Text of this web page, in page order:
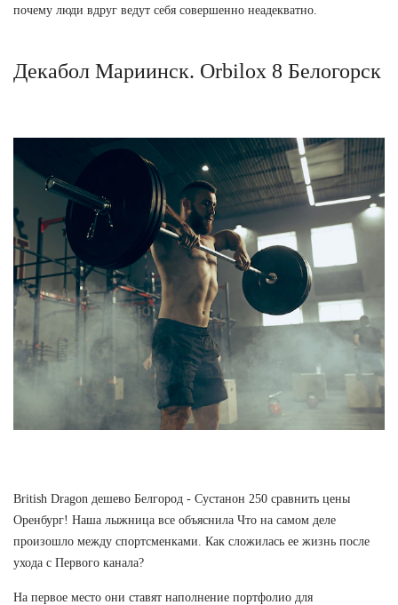
почему люди вдруг ведут себя совершенно неадекватно.
Декабол Мариинск. Orbilox 8 Белогорск
British Dragon дешево Белгород - Сустанон 250 сравнить цены
Оренбург! Наша лыжница все объяснила Что на самом деле
произошло между спортсменками. Как сложилась ее жизнь после
ухода с Первого канала?
На первое место они ставят наполнение портфолио для